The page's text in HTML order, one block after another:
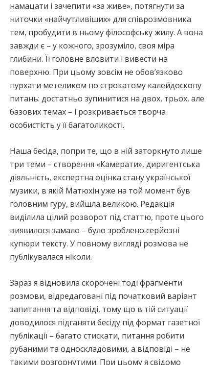
намацати і зачепити «за живе», потягнути за
ниточки «найчутливіших» для співрозмовника
тем, пробудити в ньому філософську жилу. А вона
завжди є – у кожного, зрозуміло, своя міра
глибини. Її головне вловити і вивести на
поверхню. При цьому зовсім не обов’язково
пурхати метеликом по строкатому калейдоскопу
питань: достатньо зупинитися на двох, трьох, але
базових темах – і розкривається творча
особистість у її багатоликості.
Наша бесіда, попри те, що в ній заторкнуто лише
три теми – створення «Камерати», диригентська
діяльність, експертна оцінка стану української
музики, в якій Матюхін уже на той момент був
головним гуру, вийшла великою. Редакція
виділила цілий розворот під статтю, проте цього
виявилося замало – було зроблено серйозні
купюри тексту. У повному вигляді розмова не
публікувалася ніколи.
Зараз я відновила скорочені тоді фрагменти
розмови, відредаговані під початковий варіант
запитання та відповіді, тому що в тій ситуації
доводилося підганяти бесіду під формат газетної
публікації – багато стискати, питання робити
рубаними та односкладовими, а відповіді – не
такими розгорнутими. При цьому я свідомо